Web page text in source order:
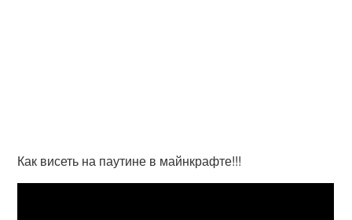
Как висеть на паутине в майнкрафте!!!